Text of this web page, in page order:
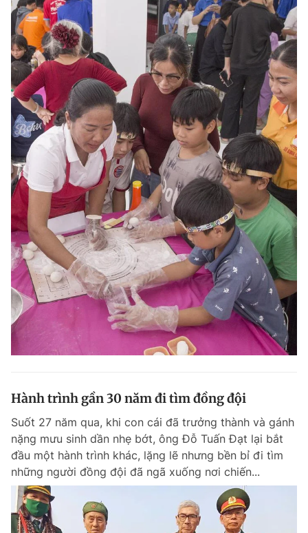
Tin thị trường Tin 360
Video Magazine
Sản phẩm khác
Tiện ích Bạn cần biết
Thông tin tòa soạn Liên hệ quảng cáo
Đọc Thanh Niên trên điện thoại
Theo dõi báo trên
Hotline Liên hệ quảng cáo
Đặt báo Quảng cáo RSS Tòa soạn Chính sách bảo
Tổng biên tập: Nguyễn Ngọc Toàn
Phó tổng biên tập thường trực: Hải Thành
Phó tổng biên tập: Lâm Hiếu Dũng
Phó tổng biên tập: Trần Việt Hưng
Tổng thư ký tòa soạn: Đức Trung
Hành trình gần 30 năm đi tìm đồng đội
Suốt 27 năm qua, khi con cái đã trưởng thành và gánh
nặng mưu sinh dần nhẹ bớt, ông Đỗ Tuấn Đạt lại bắt
đầu một hành trình khác, lặng lẽ nhưng bền bỉ đi tìm
những người đồng đội đã ngã xuống nơi chiến...